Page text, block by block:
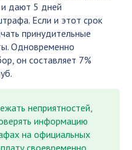
дают 5 дней
Если и этот срок
принудительные
Одновременно
он составляет 7%
неприятностей,
информацию
на официальных
своевременно